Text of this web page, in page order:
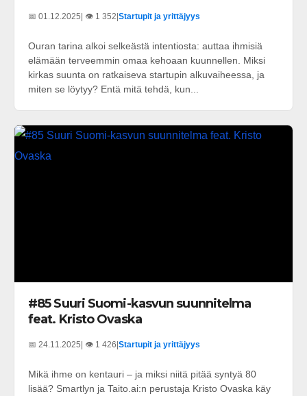
📅 01.12.2025 | 👁️ 1 352 Startupit ja yrittäjyys
Ouran tarina alkoi selkeästä intentiosta: auttaa ihmisiä
elämään terveemmin omaa kehoaan kuunnellen. Miksi
kirkas suunta on ratkaiseva startupin alkuvaiheessa, ja
miten se löytyy? Entä mitä tehdä, kun...
#85 Suuri Suomi-kasvun suunnitelma
feat. Kristo Ovaska
📅 24.11.2025| 👁️ 1 426|Startupit ja yrittäjyys
Mikä ihme on kentauri – ja miksi niitä pitää syntyä 80
lisää? Smartlyn ja Taito.ai:n perustaja Kristo Ovaska käy